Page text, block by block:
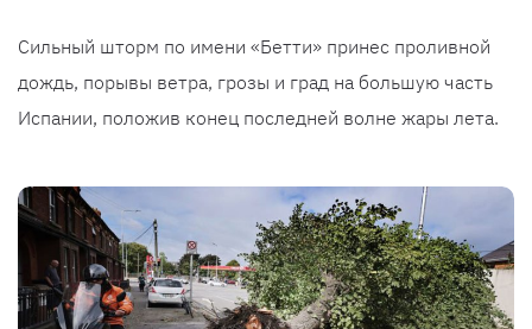
Сильный шторм по имени «Бетти» принес проливной
дождь, порывы ветра, грозы и град на большую часть
Испании, положив конец последней волне жары лета.